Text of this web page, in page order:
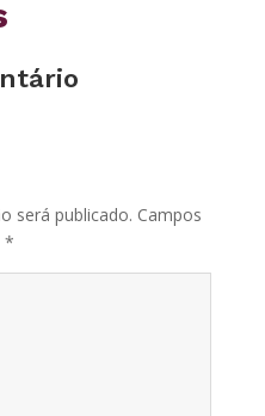
será publicado. Campos
*